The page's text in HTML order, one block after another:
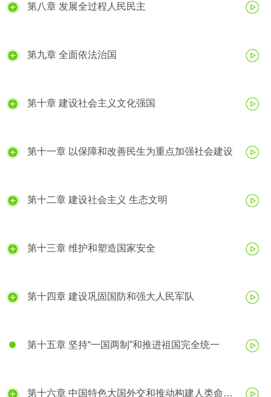
第八章 发展全过程人民民主
第九章 全面依法治国
第十章 建设社会主义文化强国
第十一章 以保障和改善民生为重点加强社会建设
第十二章 建设社会主义 生态文明
第十三章 维护和塑造国家安全
第十四章 建设巩固国防和强大人民军队
第十五章 坚持“一国两制”和推进祖国完全统一
第十六章 中国特色大国外交和推动构建人类命运